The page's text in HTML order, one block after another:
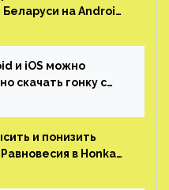
Беларуси на Android
и iOS можно
скачать гонку с
больше, чем в
San Andreas
и понизить
в Honkai: